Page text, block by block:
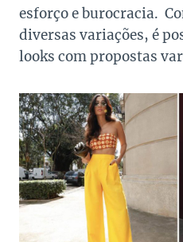
esforço e burocracia.
diversas variações, é
looks com propostas